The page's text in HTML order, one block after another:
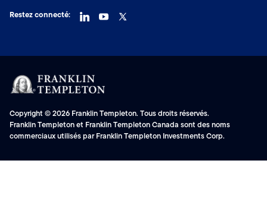
Restez connecté:
Copyright © 2026 Franklin Templeton. Tous droits réservés.
Franklin Templeton et Franklin Templeton Canada sont des noms
commerciaux utilisés par Franklin Templeton Investments Corp.